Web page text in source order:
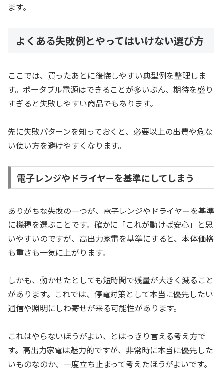
ます。
よくある失敗例とやってはいけない選び方
ここでは、買ったあとに後悔しやすい典型例を整理しま
す。ポータブル電源はできることが多いぶん、期待を盛り
すぎると失敗しやすい商品でもあります。
先に失敗パターンを知っておくと、必要以上の出費や危な
い使い方を避けやすくなります。
電子レンジやドライヤーを基準にしてしまう
ありがちな失敗の一つが、電子レンジやドライヤーを基準
に機種を選ぶことです。確かに「これが動けば安心」と思
いやすいのですが、高出力家電を基準にすると、本体価格
も重さも一気に上がります。
しかも、動かせたとしても短時間で残量が大きく減ること
があります。これでは、停電対策として本当に優先したい
通信や照明にしわ寄せが来る可能性があります。
これはやらないほうがよい、とはっきり言える考え方で
す。高出力家電は魅力的ですが、非常時に本当に優先した
いものなのか、一度立ち止まって考えたほうがよいです。